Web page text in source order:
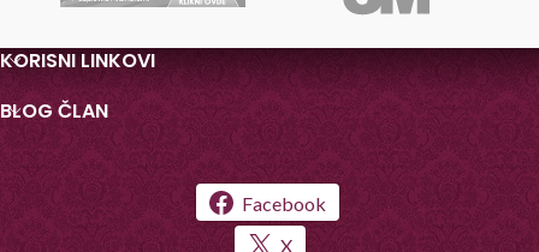
KORISNI LINKOVI
BLOG ČLAN
Facebook
X